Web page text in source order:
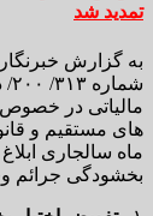
تمدید شد
به گزارش
مالیاتی در
های مستقیم و
ماه سالجاری
بخشودگی جرائم